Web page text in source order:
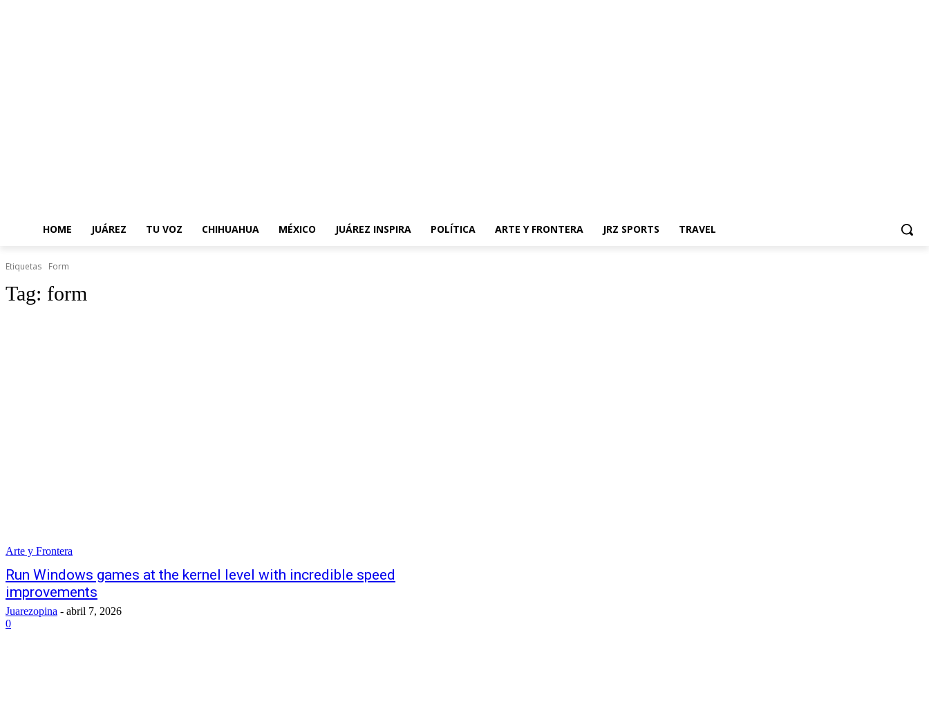
HOME JUÁREZ TU VOZ CHIHUAHUA MÉXICO JUÁREZ INSPIRA POLÍTICA ARTE Y FRONTERA JRZ SPORTS TRAVEL
Etiquetas Form
Tag: form
Arte y Frontera
Run Windows games at the kernel level with incredible speed
improvements
Juarezopina - abril 7, 2026
0